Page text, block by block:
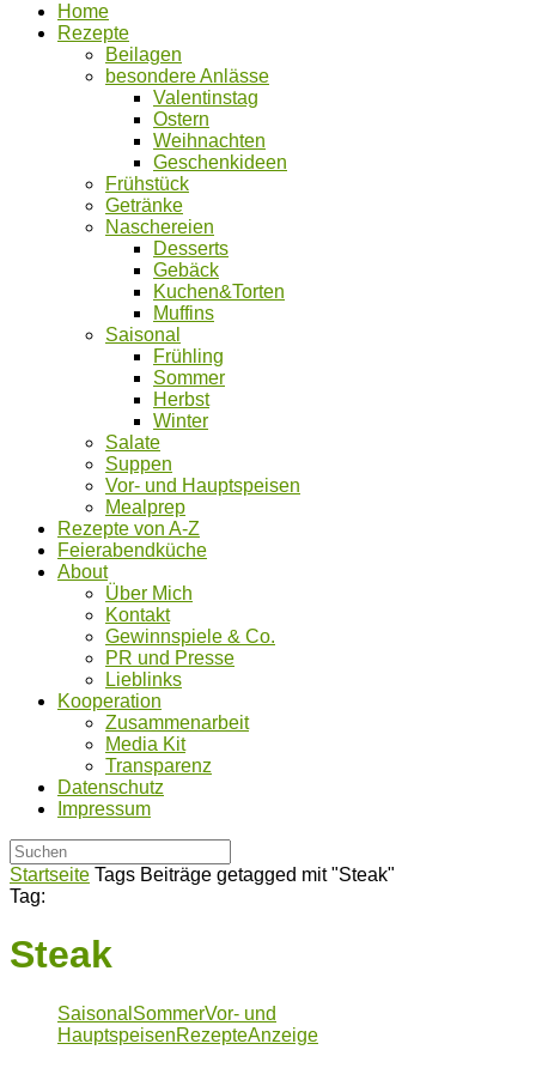
Home
Rezepte
Beilagen
besondere Anlässe
Valentinstag
Ostern
Weihnachten
Geschenkideen
Frühstück
Getränke
Naschereien
Desserts
Gebäck
Kuchen&Torten
Muffins
Saisonal
Frühling
Sommer
Herbst
Winter
Salate
Suppen
Vor- und Hauptspeisen
Mealprep
Rezepte von A-Z
Feierabendküche
About
Über Mich
Kontakt
Gewinnspiele & Co.
PR und Presse
Lieblinks
Kooperation
Zusammenarbeit
Media Kit
Transparenz
Datenschutz
Impressum
Startseite Tags Beiträge getagged mit "Steak"
Tag:
Steak
Saisonal SommerVor- und
HauptspeisenRezepteAnzeige